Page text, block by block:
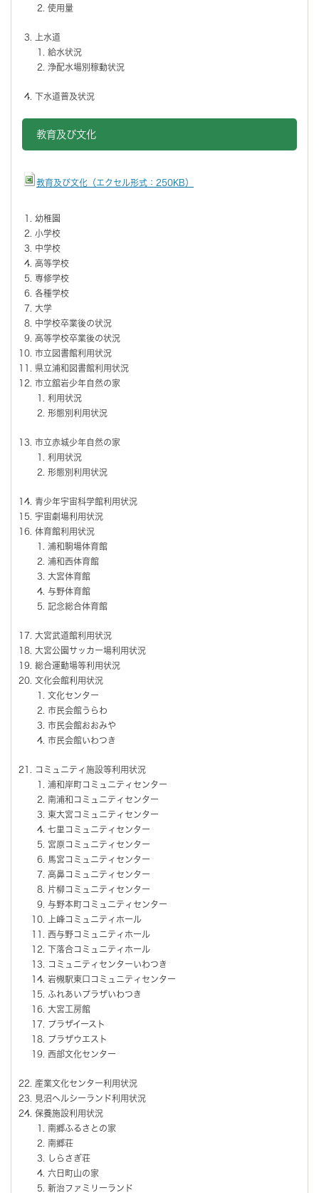
使用量
上水道
給水状況
浄配水場別稼動状況
下水道普及状況
教育及び文化
教育及び文化（エクセル形式：250KB）
幼稚園
小学校
中学校
高等学校
専修学校
各種学校
大学
中学校卒業後の状況
高等学校卒業後の状況
市立図書館利用状況
県立浦和図書館利用状況
市立舘岩少年自然の家
利用状況
形態別利用状況
市立赤城少年自然の家
利用状況
形態別利用状況
青少年宇宙科学館利用状況
宇宙劇場利用状況
体育館利用状況
浦和駒場体育館
浦和西体育館
大宮体育館
与野体育館
記念総合体育館
大宮武道館利用状況
大宮公園サッカー場利用状況
総合運動場等利用状況
文化会館利用状況
文化センター
市民会館うらわ
市民会館おおみや
市民会館いわつき
コミュニティ施設等利用状況
浦和岸町コミュニティセンター
南浦和コミュニティセンター
東大宮コミュニティセンター
七里コミュニティセンター
宮原コミュニティセンター
馬宮コミュニティセンター
高鼻コミュニティセンター
片柳コミュニティセンター
与野本町コミュニティセンター
上峰コミュニティホール
西与野コミュニティホール
下落合コミュニティホール
コミュニティセンターいわつき
岩槻駅東口コミュニティセンター
ふれあいプラザいわつき
大宮工房館
プラザイースト
プラザウエスト
西部文化センター
産業文化センター利用状況
見沼ヘルシーランド利用状況
保養施設利用状況
南郷ふるさとの家
南郷荘
しらさぎ荘
六日町山の家
新治ファミリーランド